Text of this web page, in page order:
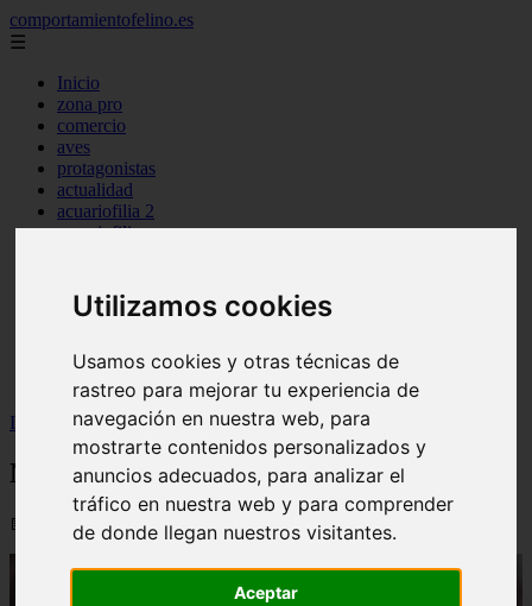
Utilizamos cookies
Usamos cookies y otras técnicas de
rastreo para mejorar tu experiencia de
navegación en nuestra web, para
mostrarte contenidos personalizados y
anuncios adecuados, para analizar el
tráfico en nuestra web y para comprender
de donde llegan nuestros visitantes.
Aceptar
comportamientofelino.es
☰
Inicio
zona pro
comercio
aves
protagonistas
actualidad
acuariofilia 2
acuariofilia
nombres para gatos
novedades
uncategorized
zona pro
Inicio
gatos2 >Nombres para Perros Australianos
Nombres para Perros Australianos
📅 12/06/2025